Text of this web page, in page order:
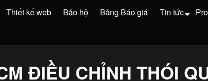
Thiết kế web Bảo hộ Bảng Báo giá Tin tức
ĐIỀU CHỈNH THÓI